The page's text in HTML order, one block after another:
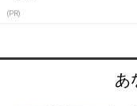
(PR)
あ